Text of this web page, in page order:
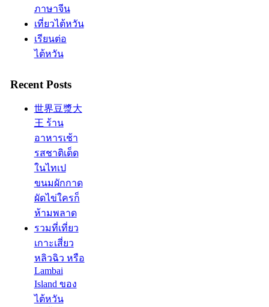
ภาษาจีน
เที่ยวไต้หวัน
เรียนต่อ
ไต้หวัน
Recent Posts
世界豆漿大
王 ร้าน
อาหารเช้า
รสชาติเด็ด
ในไทเป
ขนมผักกาด
ผัดไข่ใครก็
ห้ามพลาด
รวมที่เที่ยว
เกาะเสี่ยว
หลิวฉิว หรือ
Lambai
Island ของ
ไต้หวัน